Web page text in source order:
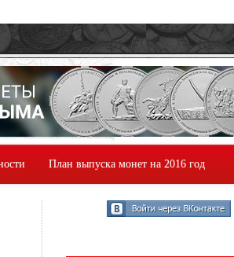
План выпуска монет на 2016 год